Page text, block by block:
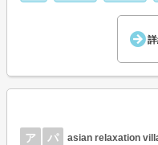
ア パ asian relaxation